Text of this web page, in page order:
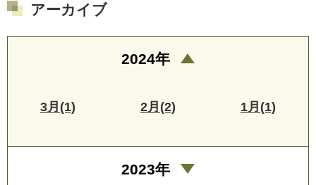
アーカイブ
2024年
3月(1) 2月(2) 1月(1)
2023年